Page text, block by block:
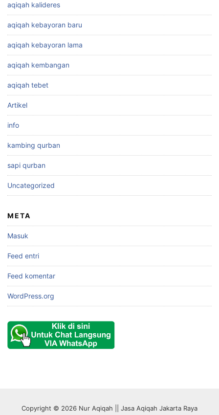
aqiqah kalideres
aqiqah kebayoran baru
aqiqah kebayoran lama
aqiqah kembangan
aqiqah tebet
Artikel
info
kambing qurban
sapi qurban
Uncategorized
META
Masuk
Feed entri
Feed komentar
WordPress.org
Copyright © 2026 Nur Aqiqah || Jasa Aqiqah Jakarta Raya